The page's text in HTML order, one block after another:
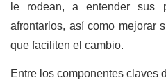
le rodean, a entender sus
afrontarlos, así como mejorar
que faciliten el cambio.
Entre los componentes claves